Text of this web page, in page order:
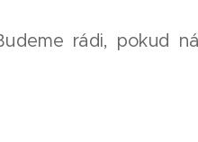
rádi, pokud